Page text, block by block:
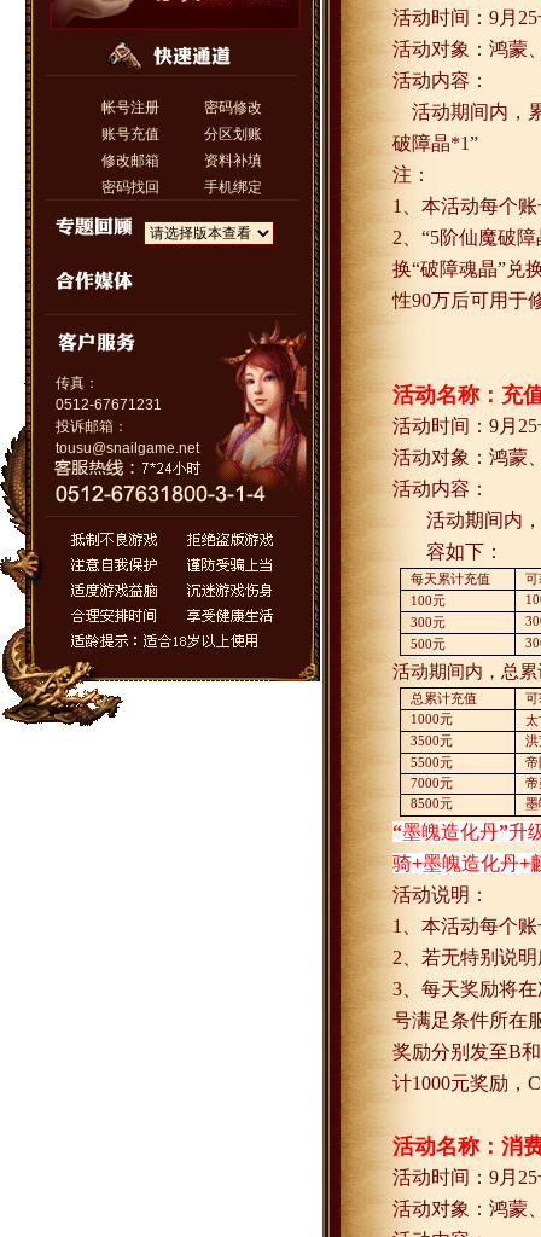
帐号注册
密码修改
账号充值
分区划账
修改邮箱
资料补填
密码找回
手机绑定
传真：
0512-67671231
投诉邮箱：
tousu@snailgame.net
活动时间： 9月 25
活动对象：鸿蒙
活动内容：
活动期间内，
破障晶*1”
注：
1
、本活动每个
2 、“5阶仙魔破
换“破障魂晶”兑
性90万后可用于
活动名称：充
活动时间： 9月 25
活动对象：鸿蒙
活动内容：
活动期间内
容如下：
每天累计充值
可
100元
300元
500元
活动期间内，总
总累计充值
可
1000元
太
3500元
洪
5500元
帝
7000元
帝
8500元 墨
“墨魄造化丹”升
骑+墨魄造化丹+
活动说明：
1
、本活动每个
2 、若无特别说
3 、每天奖励将
号满足条件所在
奖励分别发至B和
计1000元奖励， C
活动名称：消
活动时间： 9月 25
活动对象：鸿蒙